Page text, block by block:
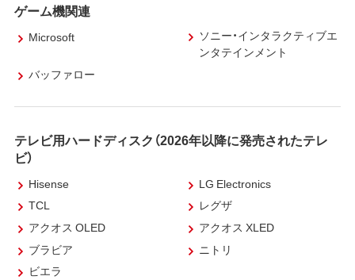
ゲーム機関連
Microsoft
ソニー・インタラクティブエ
ンタテインメント
バッファロー
テレビ用ハードディスク（2026年以降に発売されたテレ
ビ）
Hisense
LG Electronics
TCL
レグザ
アクオス OLED
アクオス XLED
ブラビア
ニトリ
ビエラ